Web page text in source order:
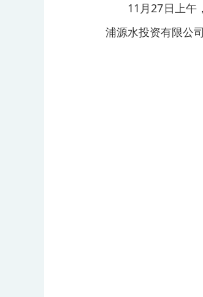
11月27日上午
浦源水投资有限公